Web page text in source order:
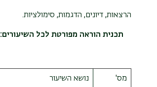
הרצאות, דיונים, הדגמות, סימולציות.
תכנית הוראה מפורטת לכל השיעורים:
מס'
נושא השיעור